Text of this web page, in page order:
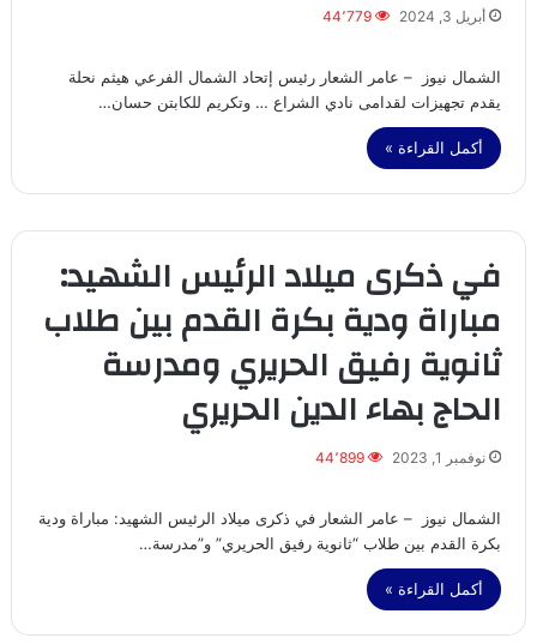
أبريل 3, 2024 44٬779
الشمال نيوز – عامر الشعار رئيس إتحاد الشمال الفرعي هيثم نحلة
يقدم تجهيزات لقدامى نادي الشراع … وتكريم للكابتن حسان…
أكمل القراءة »
في ذكرى ميلاد الرئيس الشهيد:
مباراة ودية بكرة القدم بين طلاب
ثانوية رفيق الحريري ومدرسة
الحاج بهاء الدين الحريري
نوفمبر 1, 2023 44٬899
الشمال نيوز – عامر الشعار في ذكرى ميلاد الرئيس الشهيد: مباراة ودية
بكرة القدم بين طلاب “ثانوية رفيق الحريري” و”مدرسة…
أكمل القراءة »